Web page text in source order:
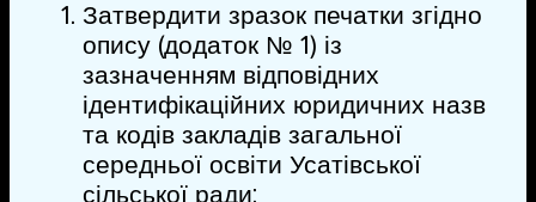
Затвердити зразок печатки згідно
опису (додаток № 1) із
зазначенням відповідних
ідентифікаційних юридичних назв
та кодів закладів загальної
середньої освіти Усатівської
сільської ради: